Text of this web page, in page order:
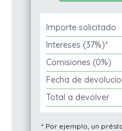
Importe solicitado
Intereses (37%)*
Comisiones (0%)
Fecha de
Total a devolver
* Por ejemplo, un